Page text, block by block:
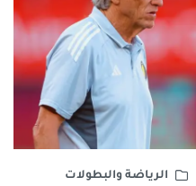
الرياضة والبطولات